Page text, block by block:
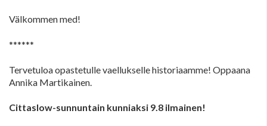
Välkommen med!
******
Tervetuloa opastetulle vaellukselle historiaamme! Oppaana
Annika Martikainen.
Cittaslow-sunnuntain kunniaksi 9.8 ilmainen!